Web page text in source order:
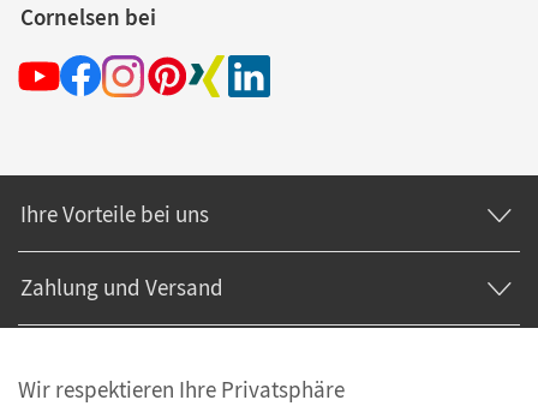
Cornelsen bei
Ihre Vorteile bei uns
Zahlung und Versand
Wir respektieren Ihre Privatsphäre